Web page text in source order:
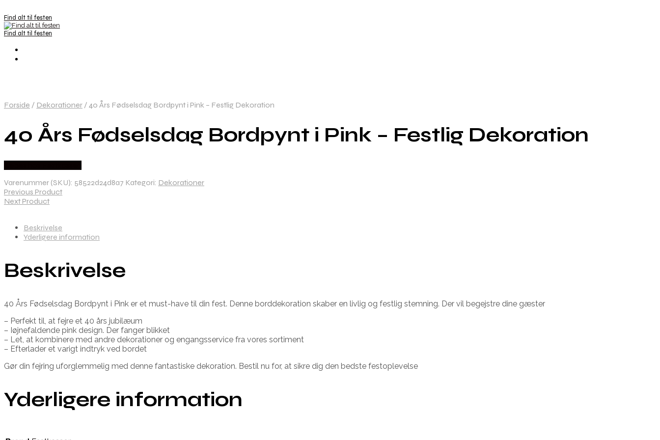
Find alt til festen
Find alt til festen
Forside / Dekorationer / 40 Års Fødselsdag Bordpynt i Pink – Festlig Dekoration
40 Års Fødselsdag Bordpynt i Pink – Festlig Dekoration
Varenummer (SKU): 58522d24d8a7 Kategori: Dekorationer
Previous Product
Next Product
Beskrivelse
Yderligere information
Beskrivelse
40 Års Fødselsdag Bordpynt i Pink er et must-have til din fest. Denne borddekoration skaber en livlig og festlig stemning. Der vil begejstre dine gæster
– Perfekt til, at fejre et 40 års jubilæum
– Iøjnefaldende pink design. Der fanger blikket
– Let, at kombinere med andre dekorationer og engangsservice fra vores sortiment
– Efterlader et varigt indtryk ved bordet
Gør din fejring uforglemmelig med denne fantastiske dekoration. Bestil nu for, at sikre dig den bedste festoplevelse
Yderligere information